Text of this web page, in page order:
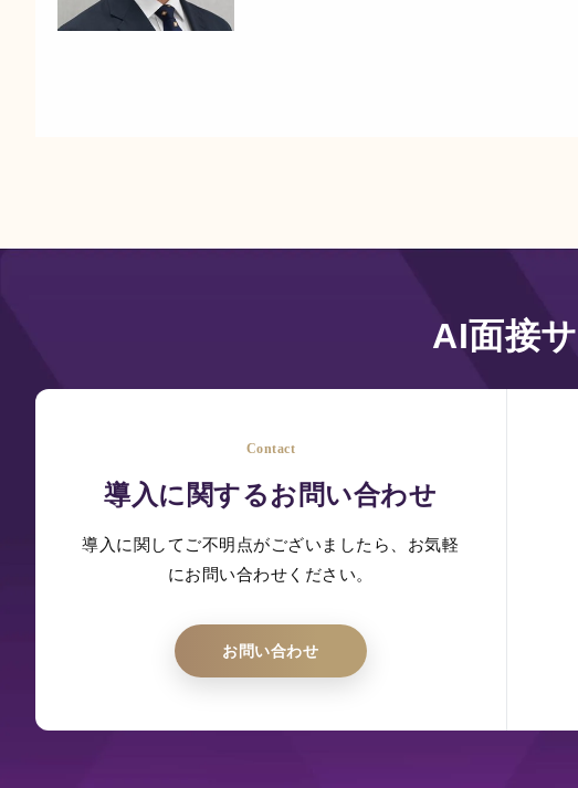
AI面接
Contact
導入に関するお問い合わせ
導入に関してご不明点がございましたら、お気軽
にお問い合わせください。
お問い合わせ